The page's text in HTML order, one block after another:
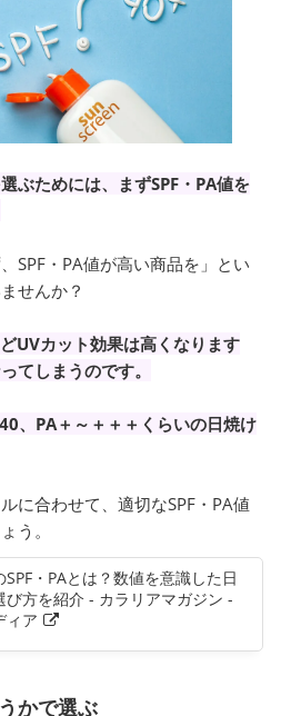
ぶためには、まずSPF・PA値を
SPF・PA値が高い商品を」とい
せんか？
UVカット効果は高くなります
てしまうのです。
、PA＋～＋＋＋くらいの日焼け
に合わせて、適切なSPF・PA値
う。
SPF・PAとは？数値を意識した日
び方を紹介 - カラリアマガジン -
ィア
かで選ぶ